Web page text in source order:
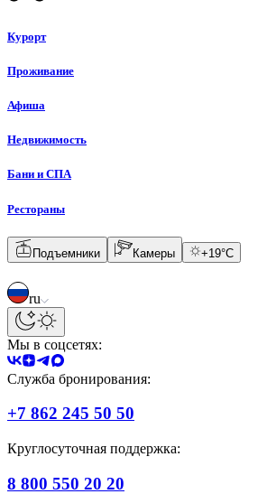
Курорт
Проживание
Афиша
Недвижимость
Бани и СПА
Рестораны
Подъемники Камеры +19°C
ru
Мы в соцсетях:
Служба бронирования:
+7 862 245 50 50
Круглосуточная поддержка:
8 800 550 20 20